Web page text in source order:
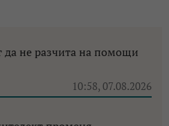
да не разчита на помощи
10:58, 07.08.2026